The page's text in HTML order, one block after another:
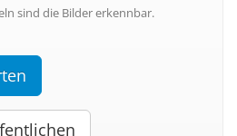
sind die Bilder erkennbar.